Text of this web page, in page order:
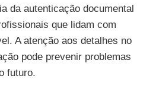
da autenticação documental
que lidam com
A atenção aos detalhes no
pode prevenir problemas
futuro.